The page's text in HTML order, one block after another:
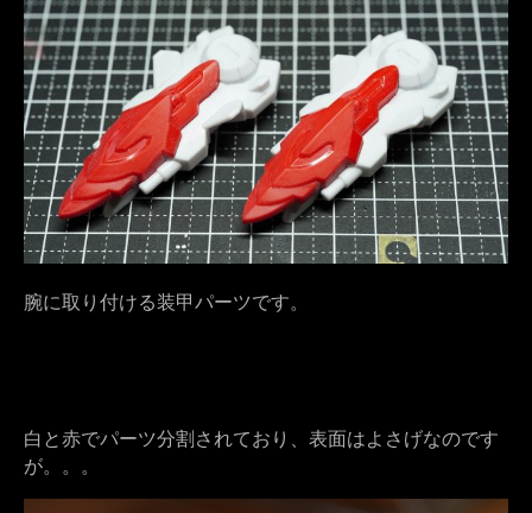
腕に取り付ける装甲パーツです。
白と赤でパーツ分割されており、表面はよさげなのです
が。。。